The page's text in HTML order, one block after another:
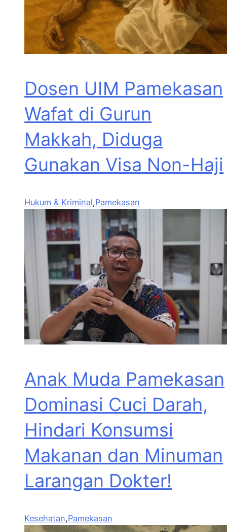
Dosen UIM Pamekasan
Wafat di Gurun
Makkah, Diduga
Gunakan Visa Non-Haji
Hukum & Kriminal,Pamekasan
Anak Muda Pamekasan
Dominasi Cuci Darah,
Hindari Konsumsi
Makanan dan Minuman
Larangan Dokter!
Kesehatan,Pamekasan